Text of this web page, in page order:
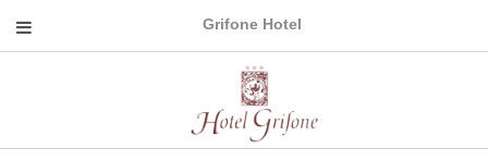
Grifone Hotel